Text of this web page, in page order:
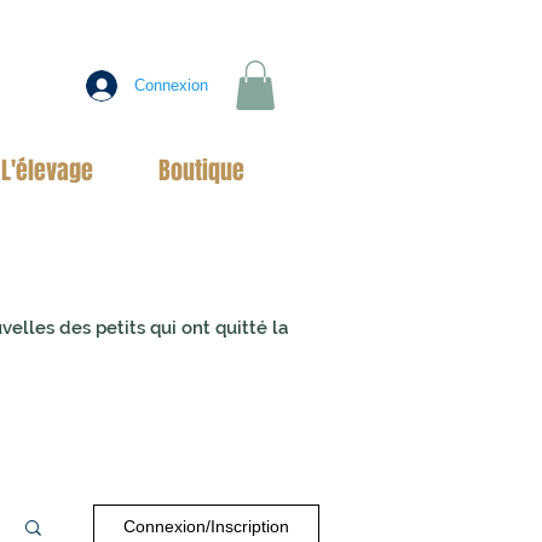
Connexion
L'élevage Boutique
des petits qui ont quitté la
Connexion/Inscription